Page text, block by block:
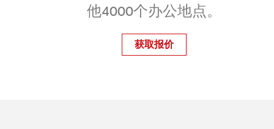
他4000个办公地点。
获取报价